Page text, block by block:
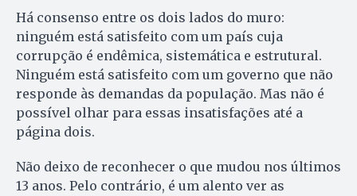
Há consenso entre os dois lados do muro:
ninguém está satisfeito com um país cuja
corrupção é endêmica, sistemática e estrutural.
Ninguém está satisfeito com um governo que não
responde às demandas da população. Mas não é
possível olhar para essas insatisfações até a
página dois.
Não deixo de reconhecer o que mudou nos últimos
13 anos. Pelo contrário, é um alento ver as